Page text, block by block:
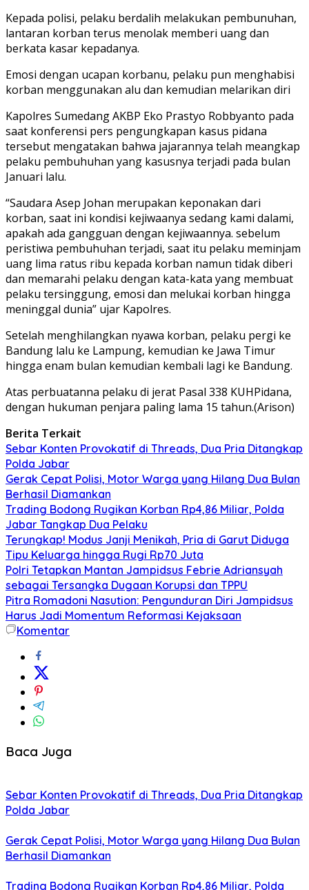
Kepada polisi, pelaku berdalih melakukan pembunuhan,
lantaran korban terus menolak memberi uang dan
berkata kasar kepadanya.
Emosi dengan ucapan korbanu, pelaku pun menghabisi
korban menggunakan alu dan kemudian melarikan diri
Kapolres Sumedang AKBP Eko Prastyo Robbyanto pada
saat konferensi pers pengungkapan kasus pidana
tersebut mengatakan bahwa jajarannya telah meangkap
pelaku pembuhuhan yang kasusnya terjadi pada bulan
Januari lalu.
“Saudara Asep Johan merupakan keponakan dari
korban, saat ini kondisi kejiwaanya sedang kami dalami,
apakah ada gangguan dengan kejiwaannya. sebelum
peristiwa pembuhuhan terjadi, saat itu pelaku meminjam
uang lima ratus ribu kepada korban namun tidak diberi
dan memarahi pelaku dengan kata-kata yang membuat
pelaku tersinggung, emosi dan melukai korban hingga
meninggal dunia” ujar Kapolres.
Setelah menghilangkan nyawa korban, pelaku pergi ke
Bandung lalu ke Lampung, kemudian ke Jawa Timur
hingga enam bulan kemudian kembali lagi ke Bandung.
Atas perbuatanna pelaku di jerat Pasal 338 KUHPidana,
dengan hukuman penjara paling lama 15 tahun.(Arison)
Berita Terkait
Sebar Konten Provokatif di Threads, Dua Pria Ditangkap
Polda Jabar
Gerak Cepat Polisi, Motor Warga yang Hilang Dua Bulan
Berhasil Diamankan
Trading Bodong Rugikan Korban Rp4,86 Miliar, Polda
Jabar Tangkap Dua Pelaku
Terungkap! Modus Janji Menikah, Pria di Garut Diduga
Tipu Keluarga hingga Rugi Rp70 Juta
Polri Tetapkan Mantan Jampidsus Febrie Adriansyah
sebagai Tersangka Dugaan Korupsi dan TPPU
Pitra Romadoni Nasution: Pengunduran Diri Jampidsus
Harus Jadi Momentum Reformasi Kejaksaan
Komentar
Baca Juga
Sebar Konten Provokatif di Threads, Dua Pria Ditangkap
Polda Jabar
Gerak Cepat Polisi, Motor Warga yang Hilang Dua Bulan
Berhasil Diamankan
Trading Bodong Rugikan Korban Rp4,86 Miliar, Polda